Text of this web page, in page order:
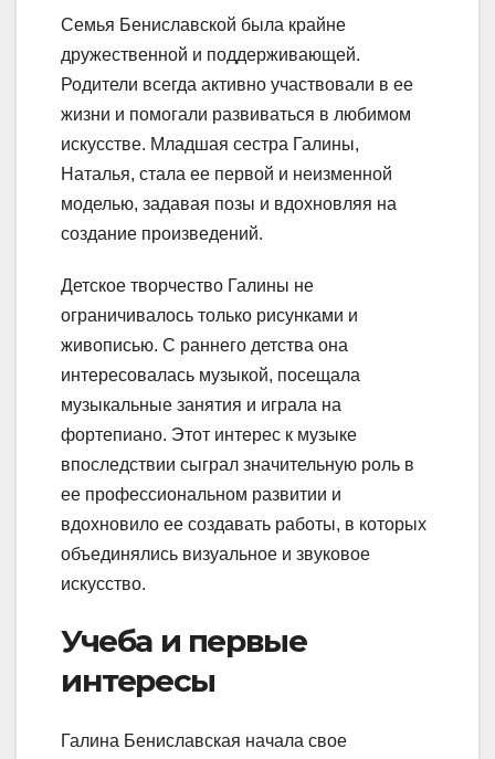
Семья Бениславской была крайне
дружественной и поддерживающей.
Родители всегда активно участвовали в ее
жизни и помогали развиваться в любимом
искусстве. Младшая сестра Галины,
Наталья, стала ее первой и неизменной
моделью, задавая позы и вдохновляя на
создание произведений.
Детское творчество Галины не
ограничивалось только рисунками и
живописью. С раннего детства она
интересовалась музыкой, посещала
музыкальные занятия и играла на
фортепиано. Этот интерес к музыке
впоследствии сыграл значительную роль в
ее профессиональном развитии и
вдохновило ее создавать работы, в которых
объединялись визуальное и звуковое
искусство.
Учеба и первые
интересы
Галина Бениславская начала свое